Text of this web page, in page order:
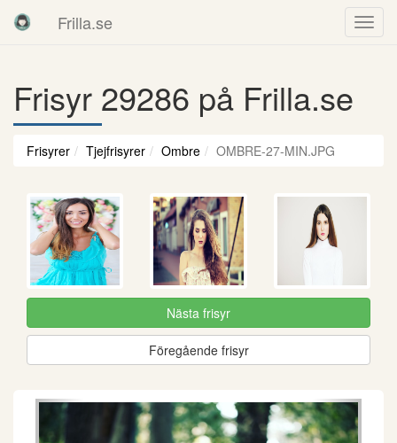
Frilla.se
Frisyr 29286 på Frilla.se
Frisyrer Tjejfrisyrer Ombre OMBRE-27-MIN.JPG
Nästa frisyr
Föregående frisyr
Föregående